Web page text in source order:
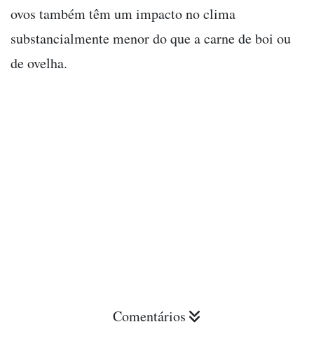
ovos também têm um impacto no clima
substancialmente menor do que a carne de boi ou
de ovelha.
Comentários